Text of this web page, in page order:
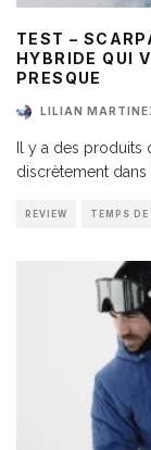
TEST –
HYBRIDE QUI
PRESQUE
LILIAN
Il y a des
discrètement
REVIEW TEMPS